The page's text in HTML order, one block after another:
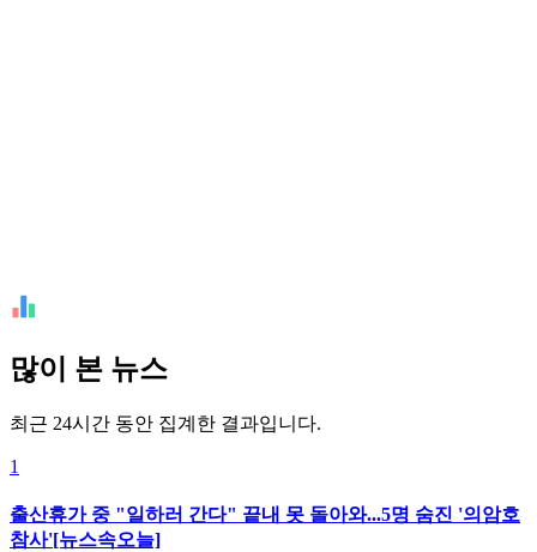
많이 본 뉴스
최근 24시간 동안 집계한 결과입니다.
1
출산휴가 중 "일하러 간다" 끝내 못 돌아와...5명 숨진 '의암호
참사'[뉴스속오늘]